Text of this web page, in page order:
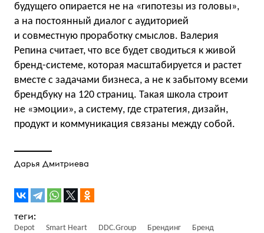
будущего опирается не на «гипотезы из головы»,
а на постоянный диалог с аудиторией
и совместную проработку смыслов. Валерия
Репина считает, что все будет сводиться к живой
бренд-системе, которая масштабируется и растет
вместе с задачами бизнеса, а не к забытому всеми
брендбуку на 120 страниц. Такая школа строит
не «эмоции», а систему, где стратегия, дизайн,
продукт и коммуникация связаны между собой.
Дарья Дмитриева
Depot Smart Heart DDC.Group Брендинг
Бренд